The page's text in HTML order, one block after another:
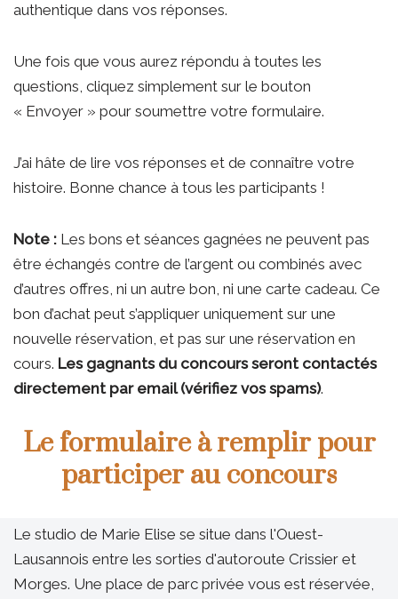
authentique dans vos réponses.
Une fois que vous aurez répondu à toutes les
questions, cliquez simplement sur le bouton
« Envoyer » pour soumettre votre formulaire.
J’ai hâte de lire vos réponses et de connaître votre
histoire. Bonne chance à tous les participants !
Note : Les bons et séances gagnées ne peuvent pas
être échangés contre de l’argent ou combinés avec
d’autres offres, ni un autre bon, ni une carte cadeau. Ce
bon d’achat peut s’appliquer uniquement sur une
nouvelle réservation, et pas sur une réservation en
cours. Les gagnants du concours seront contactés
directement par email (vérifiez vos spams).
Le formulaire à remplir pour
participer au concours
Le studio de Marie Elise se situe dans l'Ouest-
Lausannois entre les sorties d'autoroute Crissier et
Morges. Une place de parc privée vous est réservée,